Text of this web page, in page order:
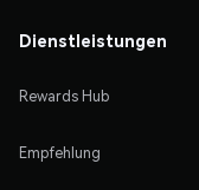
Dienstleistungen
Rewards Hub
Empfehlung